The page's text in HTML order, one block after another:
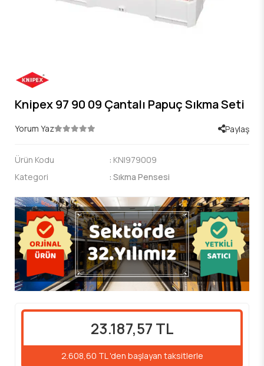
Knipex 97 90 09 Çantalı Papuç Sıkma Seti
Yorum Yaz Paylaş
Ürün Kodu : KNI979009
Kategori
: Sıkma Pensesi
23.187,57 TL
2.608,60 TL 'den başlayan taksitlerle